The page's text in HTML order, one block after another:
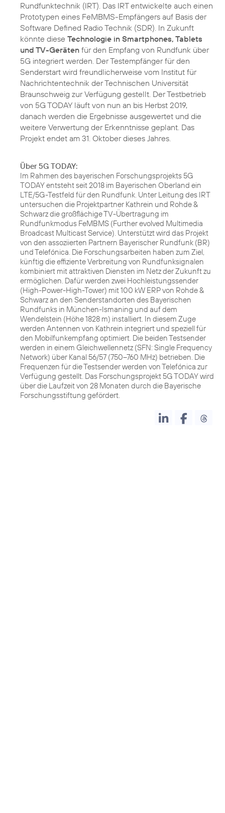
Rundfunktechnik (IRT). Das IRT entwickelte auch einen
Prototypen eines FeMBMS-Empfängers auf Basis der
Software Defined Radio Technik (SDR). In Zukunft
könnte diese Technologie in Smartphones, Tablets
und TV-Geräten für den Empfang von Rundfunk über
5G integriert werden. Der Testempfänger für den
Senderstart wird freundlicherweise vom Institut für
Nachrichtentechnik der Technischen Universität
Braunschweig zur Verfügung gestellt. Der Testbetrieb
von 5G TODAY läuft von nun an bis Herbst 2019,
danach werden die Ergebnisse ausgewertet und die
weitere Verwertung der Erkenntnisse geplant. Das
Projekt endet am 31. Oktober dieses Jahres.
Über 5G TODAY:
Im Rahmen des bayerischen Forschungsprojekts 5G
TODAY entsteht seit 2018 im Bayerischen Oberland ein
LTE/5G-Testfeld für den Rundfunk. Unter Leitung des IRT
untersuchen die Projektpartner Kathrein und Rohde &
Schwarz die großflächige TV-Übertragung im
Rundfunkmodus FeMBMS (Further evolved Multimedia
Broadcast Multicast Service). Unterstützt wird das Projekt
von den assoziierten Partnern Bayerischer Rundfunk (BR)
und Telefónica. Die Forschungsarbeiten haben zum Ziel,
künftig die effiziente Verbreitung von Rundfunksignalen
kombiniert mit attraktiven Diensten im Netz der Zukunft zu
ermöglichen. Dafür werden zwei Hochleistungssender
(High-Power-High-Tower) mit 100 kW ERP von Rohde &
Schwarz an den Senderstandorten des Bayerischen
Rundfunks in München-Ismaning und auf dem
Wendelstein (Höhe 1828 m) installiert. In diesem Zuge
werden Antennen von Kathrein integriert und speziell für
den Mobilfunkempfang optimiert. Die beiden Testsender
werden in einem Gleichwellennetz (SFN: Single Frequency
Network) über Kanal 56/57 (750–760 MHz) betrieben. Die
Frequenzen für die Testsender werden von Telefónica zur
Verfügung gestellt. Das Forschungsprojekt 5G TODAY wird
über die Laufzeit von 28 Monaten durch die Bayerische
Forschungsstiftung gefördert.